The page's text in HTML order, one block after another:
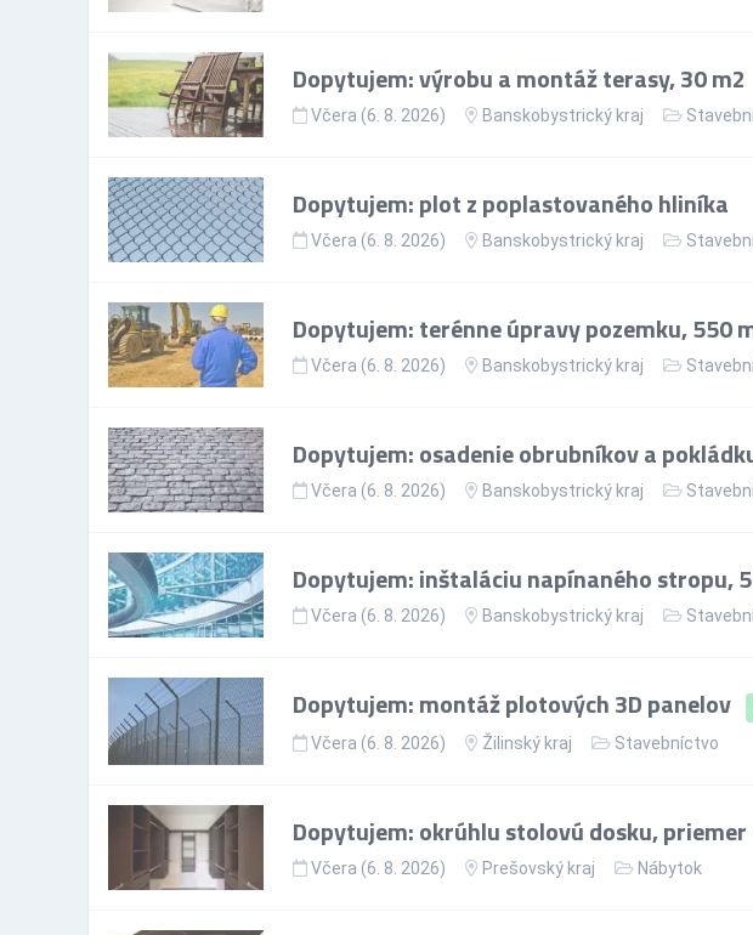
Dopytujem: výrobu a montáž terasy, 30 m2
Včera (6. 8. 2026) Banskobystrický kraj
Dopytujem: plot z poplastovaného hliníka
Včera (6. 8. 2026) Banskobystrický kraj
Dopytujem: terénne úpravy pozemku, 550
Včera (6. 8. 2026) Banskobystrický kraj
Dopytujem: osadenie obrubníkov a
Včera (6. 8. 2026) Banskobystrický kraj
Dopytujem: inštaláciu napínaného stropu,
Včera (6. 8. 2026) Banskobystrický kraj
Dopytujem: montáž plotových 3D panelov
Včera (6. 8. 2026) Žilinský kraj Stavebníctvo
Dopytujem: okrúhlu stolovú dosku, priemer
Včera (6. 8. 2026) Prešovský kraj Nábytok